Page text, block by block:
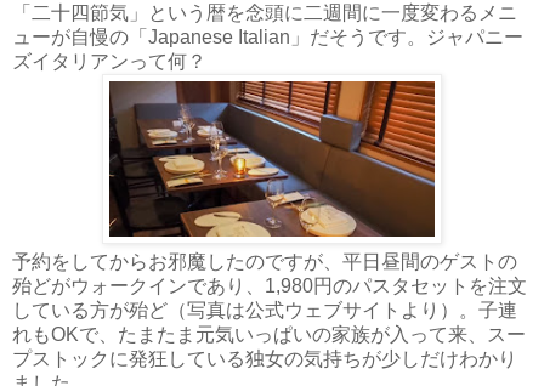
「二十四節気」という暦を念頭に二週間に一度変わるメニ
ューが自慢の「Japanese Italian」だそうです。ジャパニー
ズイタリアンって何？
予約をしてからお邪魔したのですが、平日昼間のゲストの
殆どがウォークインであり、1,980円のパスタセットを注文
している方が殆ど（写真は公式ウェブサイトより）。子連
れもOKで、たまたま元気いっぱいの家族が入って来、スー
プストックに発狂している独女の気持ちが少しだけわかり